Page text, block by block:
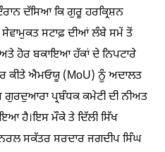
ਦੱਸਿਆ ਕਿ ਗੁਰੂ ਹਰਕ੍ਰਿਸ਼ਨ
ਸਟਾਫ਼ ਦੀਆਂ ਲੰਬੇ ਸਮੇਂ ਤੋਂ
ਹੋਰ ਬਕਾਇਆ ਹੱਕਾਂ ਦੇ ਨਿਪਟਾਰੇ
ਕੀਤੇ ਐਮਓਯੂ (MoU) ਨੂੰ ਅਦਾਲਤ
ਗੁਰਦੁਆਰਾ ਪ੍ਰਬੰਧਕ ਕਮੇਟੀ ਦੀ ਨੀਅਤ
ਹੈ।ਇਸ ਮੌਕੇ ਤੇ ਦਿੱਲੀ ਸਿੱਖ
ਸਕੱਤਰ ਸਰਦਾਰ ਜਗਦੀਪ ਸਿੰਘ